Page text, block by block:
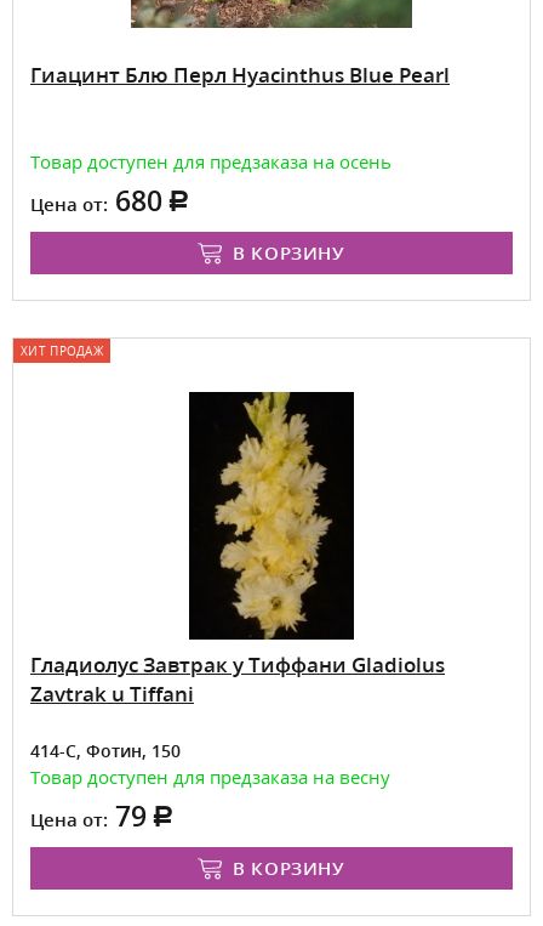
Гиацинт Блю Перл Hyacinthus Blue Pearl
Товар доступен для предзаказа на осень
Цена от: 680
В КОРЗИНУ
ХИТ ПРОДАЖ
Гладиолус Завтрак у Тиффани Gladiolus
Zavtrak u Tiffani
414-С, Фотин, 150
Товар доступен для предзаказа на весну
Цена от: 79
В КОРЗИНУ